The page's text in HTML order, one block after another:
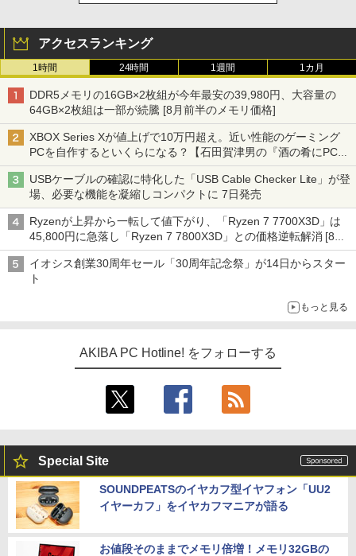
アクセスランキング
1時間 24時間 1週間 1カ月
DDR5メモリの16GB×2枚組が今年最安の39,980円、大容量の
64GB×2枚組は一部が続騰 [8月前半のメモリ価格]
XBOX Series Xが値上げで10万円超え。近い性能のゲーミング
PCを自作するといくらになる？【石田賀津男の『酒の肴にPCゲ
ーム』】
USBケーブルの確認に特化した「USB Cable Checker Lite」が登
場、必要な機能を凝縮しコンパクトに 7日発売
Ryzenが上昇から一転して値下がり、「Ryzen 7 7700X3D」は
45,800円に急落し「Ryzen 7 7800X3D」との価格逆転解消 [8月
前半のCPU価格]
イオシス創業30周年セール「30周年記念祭」が14日からスター
ト
もっと見る
AKIBA PC Hotline! をフォローする
Special Site
SOUNDPEATSのイヤカフ型イヤフォン「UU2
イヤーカフ」をイヤカフマニアが語る
お値段そのままでメモリ倍増！メモリ32GBの